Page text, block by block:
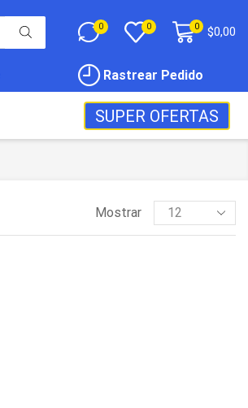
0 0 0 $0,00
Rastrear Pedido
SUPER OFERTAS
Mostrar